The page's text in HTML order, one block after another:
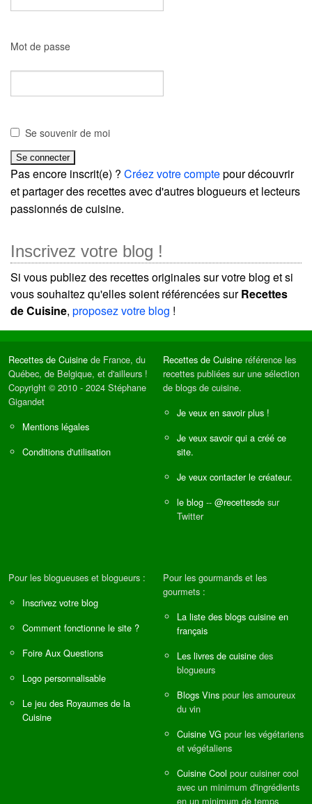
Mot de passe
Se souvenir de moi
Pas encore inscrit(e) ? Créez votre comptepour découvrir
et partager des recettes avec d'autres blogueurs et lecteurs
passionnés de cuisine.
Inscrivez votre blog !
Si vous publiez des recettes originales sur votre blog et si
vous souhaitez qu'elles soient référencées surRecettes
de Cuisine, proposez votre blog !
Recettes de Cuisine de France, du
Québec, de Belgique, et d'ailleurs !
Copyright © 2010 - 2024 Stéphane
Gigandet
Mentions légales
Conditions d'utilisation
Recettes de Cuisine référence les
recettes publiées sur une sélection
de blogs de cuisine.
Je veux en savoir plus !
Je veux savoir qui a créé ce
site.
Je veux contacter le créateur.
le blog -- @recettesde sur
Twitter
Pour les blogueuses et blogueurs :
Inscrivez votre blog
Comment fonctionne le site ?
Foire Aux Questions
Logo personnalisable
Le jeu des Royaumes de la
Cuisine
Pour les gourmands et les
gourmets :
La liste des blogs cuisine en
français
Les livres de cuisine des
blogueurs
Blogs Vins pour les amoureux
du vin
Cuisine VG pour les végétariens
et végétaliens
Cuisine Cool pour cuisiner cool
avec un minimum d'ingrédients
en un minimum de temps